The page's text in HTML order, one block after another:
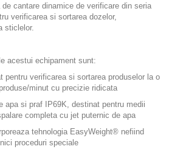
cantare dinamice de verificare din seria
verificarea si sortarea dozelor,
sticlelor.
acestui echipament sunt:
pentru verificarea si sortarea produselor la o
minut cu precizie ridicata
apa si praf IP69K, destinat pentru medii
completa cu jet puternic de apa
tehnologia EasyWeight® nefiind
proceduri speciale